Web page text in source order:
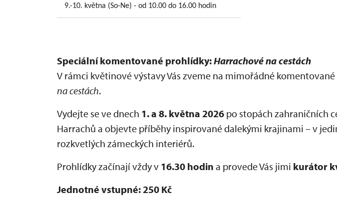
9.-10. května (So-Ne) - od 10.00 do 16.00 hodin
Speciální komentované prohlídky:Harrachové na cestách
V rámci květinové výstavy Vás zveme na mimořádné
na cestách.
Vydejte se ve dnech 1. a 8. května 2026 po stopách zahraničních
Harrachů a objevte příběhy inspirované dalekými krajinami – v
rozkvetlých zámeckých interiérů.
Prohlídky začínají vždy v 16.30 hodin a provede Vás jimi kurátor
Jednotné vstupné: 250 Kč